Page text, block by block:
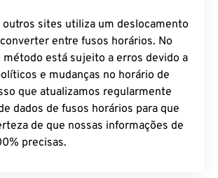
outros sites utiliza um deslocamento
entre fusos horários. No
está sujeito a erros devido a
e mudanças no horário de
que atualizamos regularmente
dados de fusos horários para que
de que nossas informações de
precisas.